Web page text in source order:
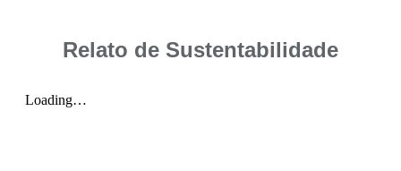
Relato de Sustentabilidade